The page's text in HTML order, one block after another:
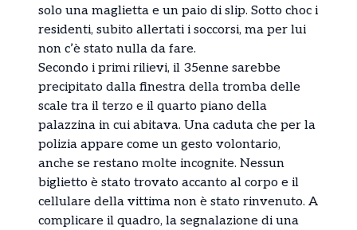
solo una maglietta e un paio di slip. Sotto choc i
residenti, subito allertati i soccorsi, ma per lui
non c’è stato nulla da fare.
Secondo i primi rilievi, il 35enne sarebbe
precipitato dalla finestra della tromba delle
scale tra il terzo e il quarto piano della
palazzina in cui abitava. Una caduta che per la
polizia appare come un gesto volontario,
anche se restano molte incognite. Nessun
biglietto è stato trovato accanto al corpo e il
cellulare della vittima non è stato rinvenuto. A
complicare il quadro, la segnalazione di una